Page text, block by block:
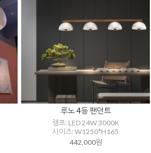
루노 4등 팬던트
램프: LED 24W 3000K
사이즈: W1250*H165
442,000원